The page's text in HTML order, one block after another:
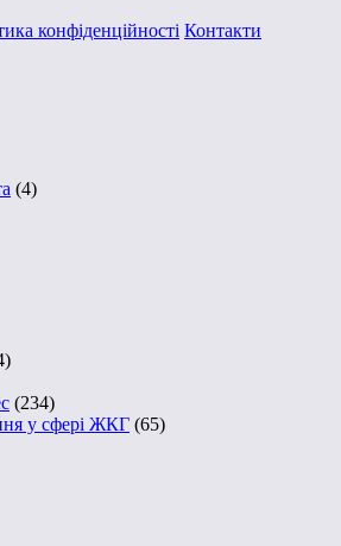
конфіденційності Контакти
(4)
(234)
у сфері ЖКГ (65)